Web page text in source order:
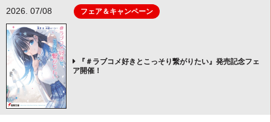
2026. 07/08 フェア＆キャンペーン
『＃ラブコメ好きとこっそり繋がりたい』発売記念フェ
ア開催！